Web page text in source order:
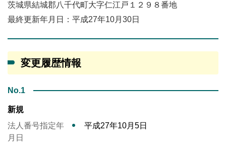
茨城県結城郡八千代町大字仁江戸１２９８番地
最終更新年月日：平成27年10月30日
変更履歴情報
No.1
新規
法人番号指定年
月日
平成27年10月5日